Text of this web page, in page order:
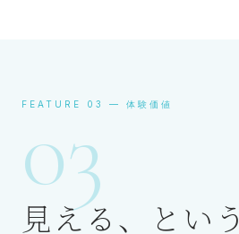
FEATURE 03 — 体験価値
03
見える、という